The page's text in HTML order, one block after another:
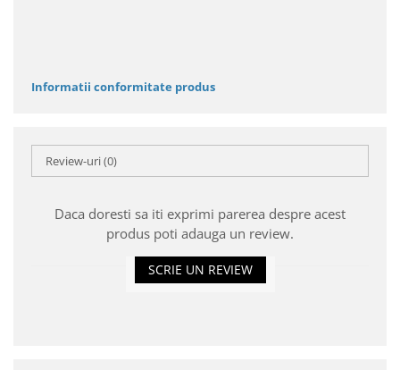
Informatii conformitate produs
Review-uri(0)
Daca doresti sa iti exprimi parerea despre acest
produs poti adauga un review.
SCRIE UN REVIEW